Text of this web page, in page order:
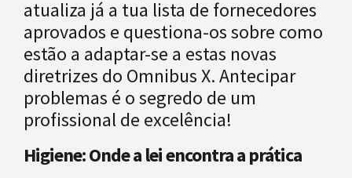
atualiza já a tua lista de fornecedores
aprovados e questiona-os sobre como
estão a adaptar-se a estas novas
diretrizes do Omnibus X. Antecipar
problemas é o segredo de um
profissional de excelência!
Higiene: Onde a lei encontra a prática